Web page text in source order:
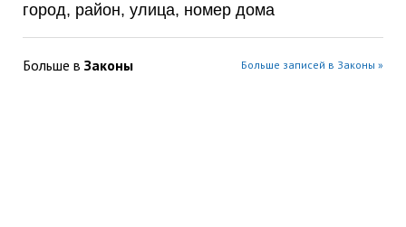
город, район, улица, номер дома
Больше в Законы Больше записей в Законы »